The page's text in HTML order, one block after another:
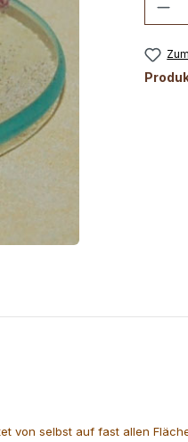
selbst auf fast allen